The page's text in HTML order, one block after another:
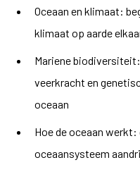
Oceaan en klimaat:
klimaat op aarde
Mariene
veerkracht en
oceaan
Hoe de oceaan
oceaansysteem